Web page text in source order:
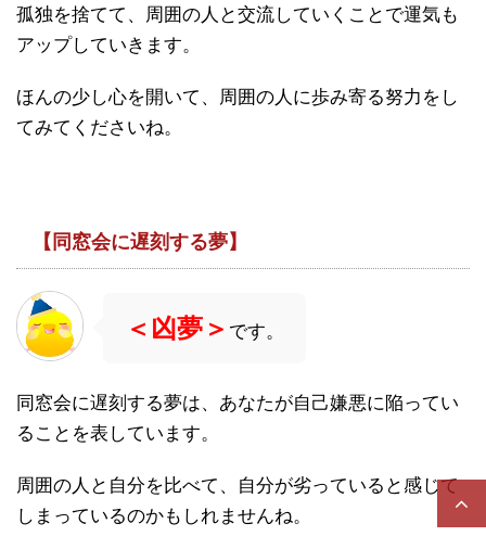
孤独を捨てて、周囲の人と交流していくことで運気も
アップしていきます。
ほんの少し心を開いて、周囲の人に歩み寄る努力をし
てみてくださいね。
【同窓会に遅刻する夢】
＜凶夢＞ です。
同窓会に遅刻する夢は、あなたが自己嫌悪に陥ってい
ることを表しています。
周囲の人と自分を比べて、自分が劣っていると感じて
しまっているのかもしれませんね。